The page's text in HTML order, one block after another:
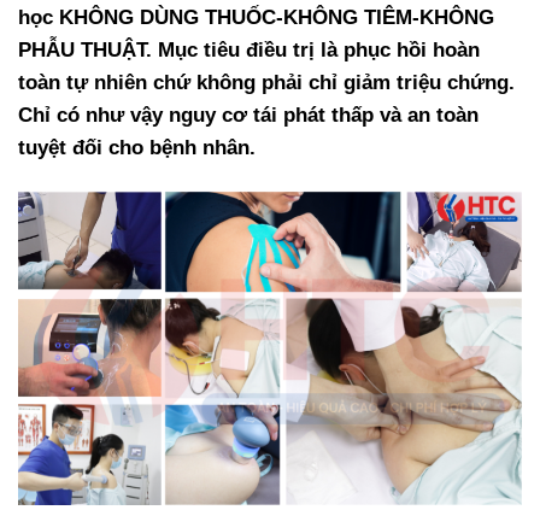
học KHÔNG DÙNG THUỐC-KHÔNG TIÊM-KHÔNG
PHẪU THUẬT. Mục tiêu điều trị là phục hồi hoàn
toàn tự nhiên chứ không phải chỉ giảm triệu chứng.
Chỉ có như vậy nguy cơ tái phát thấp và an toàn
tuyệt đối cho bệnh nhân.